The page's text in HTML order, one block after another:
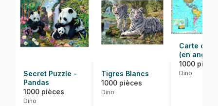
Secret Puzzle -
Pandas
1000 pièces
Dino
Tigres Blancs
1000 pièces
Dino
Carte du
(en
1000
Dino